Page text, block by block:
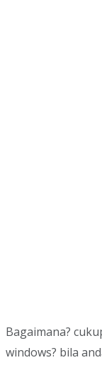
Bagaimana?
windows? bila